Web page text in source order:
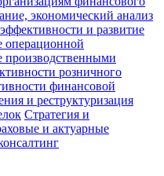
экономический анализ
и развитие
производственными
розничного
финансовой
и реструктуризация
Стратегия и
и актуарные